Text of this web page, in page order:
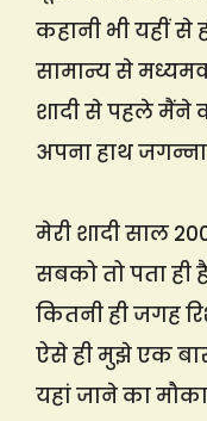
कहानी भी यहीं से
सामान्य से
शादी से पहले मैंने
अपना हाथ
मेरी शादी साल
सबको तो पता ही
कितनी ही जगह
ऐसे ही मुझे एक
यहां जाने का